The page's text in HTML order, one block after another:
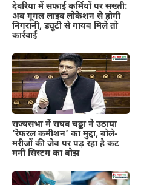
देवरिया में सफाई कर्मियों पर सख्ती:
अब गूगल लाइव लोकेशन से होगी
निगरानी, ड्यूटी से गायब मिले तो
कार्रवाई
राज्यसभा में राघव चड्ढा ने उठाया
‘रेफरल कमीशन’ का मुद्दा, बोले-
मरीजों की जेब पर पड़ रहा है कट
मनी सिस्टम का बोझ